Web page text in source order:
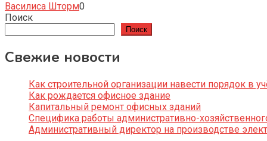
Василиса Шторм0
Поиск
Поиск
Свежие новости
Как строительной организации навести порядок в
Как рождается офисное здание
Капитальный ремонт офисных зданий
Специфика работы административно-
Административный директор на производстве